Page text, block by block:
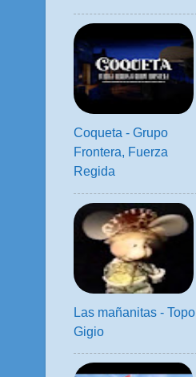
Coqueta - Grupo
Frontera, Fuerza
Regida
Las mañanitas - Topo
Gigio